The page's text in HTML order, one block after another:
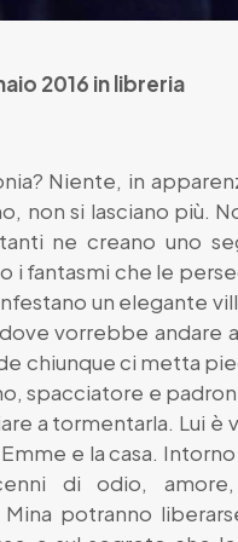
2016 in libreria
Niente, in
non si lasciano più.
ne creano uno
fantasmi che le
un elegante
vorrebbe andare
chiunque ci metta
spacciatore e
a tormentarla. Lui è
e la casa.
di odio,
potranno